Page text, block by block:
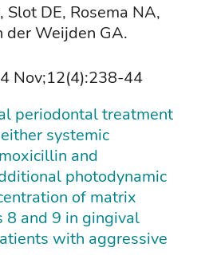
Slot DE, Rosema NA,
der Weijden GA.
Nov;12(4):238-44
periodontal treatment
systemic
and
photodynamic
of matrix
8 and 9 in gingival
with aggressive